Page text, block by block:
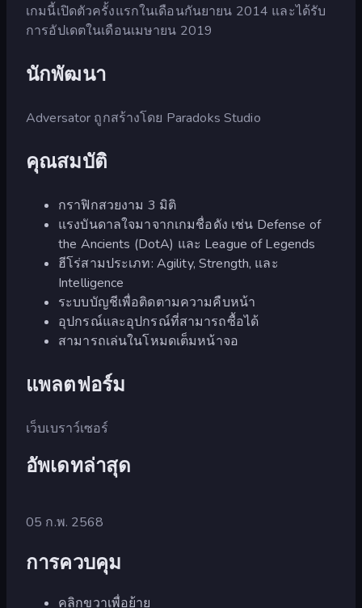
เกมนี้เปิดตัวครั้งแรกในเดือนกันยายน 2014 และได้รับ
การอัปเดตในเดือนเมษายน 2019
นักพัฒนา
Adversator ถูกสร้างโดย Paradoks Studio
คุณสมบัติ
กราฟิกสวยงาม 3 มิติ
แรงบันดาลใจมาจากเกมชื่อดัง เช่น Defense of
the Ancients (DotA) และ League of Legends
ฮีโร่สามประเภท: Agility, Strength, และ
Intelligence
ระบบบัญชีเพื่อติดตามความคืบหน้า
อุปกรณ์และอุปกรณ์ที่สามารถซื้อได้
สามารถเล่นในโหมดเต็มหน้าจอ
แพลตฟอร์ม
เว็บเบราว์เซอร์
อัพเดทล่าสุด
05 ก.พ. 2568
การควบคุม
คลิกขวาเพื่อย้าย